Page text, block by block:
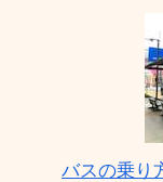
バスの乗り